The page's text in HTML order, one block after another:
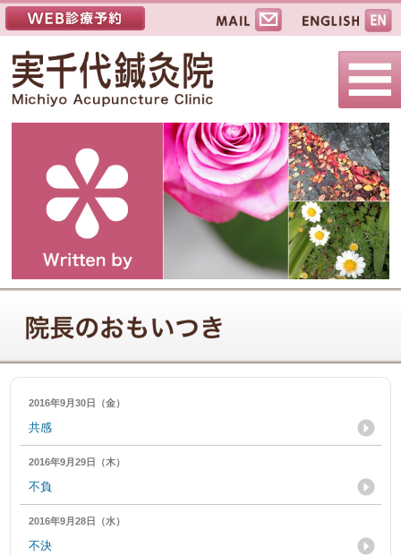
2016年9月30日（金）
共感
2016年9月29日（木）
不負
2016年9月28日（水）
不決